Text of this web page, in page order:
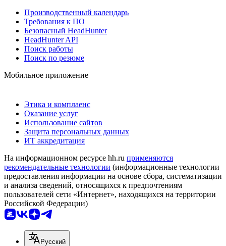
Производственный календарь
Требования к ПО
Безопасный HeadHunter
HeadHunter API
Поиск работы
Поиск по резюме
Мобильное приложение
Этика и комплаенс
Оказание услуг
Использование сайтов
Защита персональных данных
ИТ аккредитация
На информационном ресурсе hh.ru применяются
рекомендательные технологии (информационные технологии
предоставления информации на основе сбора, систематизации
и анализа сведений, относящихся к предпочтениям
пользователей сети «Интернет», находящихся на территории
Российской Федерации)
Русский